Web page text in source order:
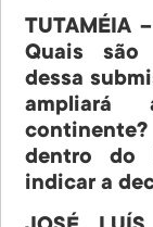
TUTAMÉIA
Quais são
dessa
ampliará
dentro do
indicar a